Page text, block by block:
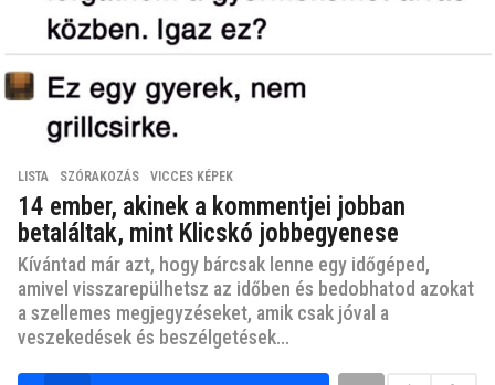
LISTA ,SZÓRAKOZÁS ,VICCES KÉPEK
14 ember, akinek a kommentjei jobban
betaláltak, mint Klicskó jobbegyenese
Kívántad már azt, hogy bárcsak lenne egy időgéped,
amivel visszarepülhetsz az időben és bedobhatod azokat
a szellemes megjegyzéseket, amik csak jóval a
veszekedések és beszélgetések...